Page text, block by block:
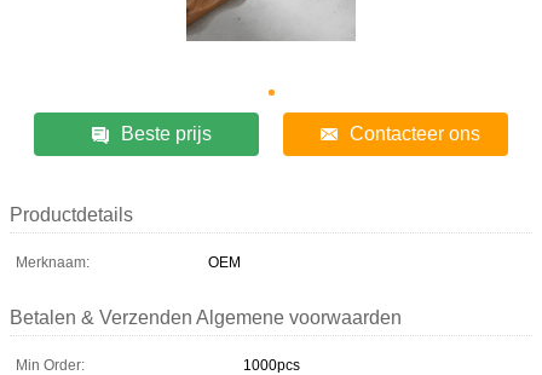
Beste prijs Contacteer ons
Productdetails
Merknaam: OEM
Betalen & Verzenden Algemene voorwaarden
Min Order:
1000pcs